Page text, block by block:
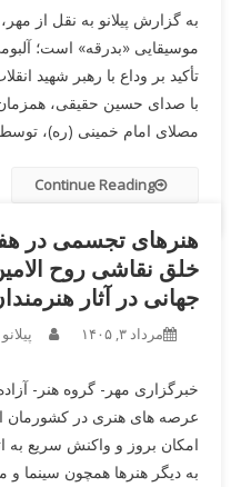
به گزارش پیلانو به نقل از
موسیقایی «بدرقه» است؛
تأکید بر وداع با رهبر شهید
با صدای حسین حقیقی، همزمان
مصلای امام خمینی (ره)،
Continue Reading
هنرهای تجسمی در
خلق نقاشی روح
جهانی در آثار
مرداد ۳, ۱۴۰۵ پیلانو
خبرگزاری مهر- گروه هنر-
عرصه های هنری در کشورمان
امکان بروز و واکنش سریع به
به دیگر هنرها همچون سینما